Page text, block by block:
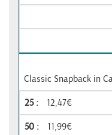
Classic Snapback in
12,47€
11,99€